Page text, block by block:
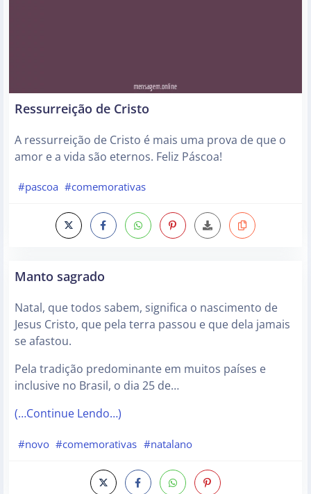
Ressurreição de Cristo
A ressurreição de Cristo é mais uma prova de que o
amor e a vida são eternos. Feliz Páscoa!
#pascoa #comemorativas
Manto sagrado
Natal, que todos sabem, significa o nascimento de
Jesus Cristo, que pela terra passou e que dela jamais
se afastou.
Pela tradição predominante em muitos países e
inclusive no Brasil, o dia 25 de…
(…Continue Lendo…)
#novo #comemorativas #natalano